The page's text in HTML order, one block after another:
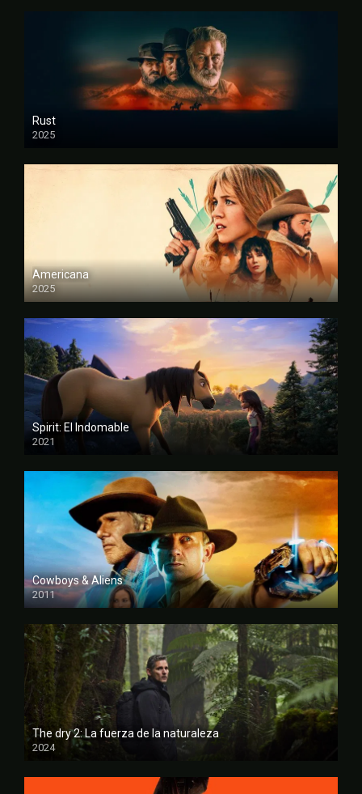
Rust
2025
FULL HD
Americana
2025
FULL HD
Spirit: El Indomable
2021
FULL HD
Cowboys & Aliens
2011
FULL HD
The dry 2: La fuerza de la naturaleza
2024
FULL HD